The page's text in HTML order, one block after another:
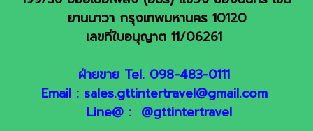
ยานนาวา กรุงเทพมหานคร 10120
เลขที่ใบอนุญาต 11/06261
ฝ่ายขาย Tel. 098-483-0111
Email : sales.gttintertravel@gmail.com
Line@ : @gttintertravel